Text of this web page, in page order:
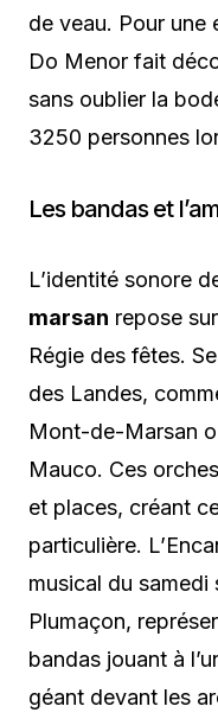
de veau. Pour une
Do Menor fait
sans oublier la
3250 personnes
Les bandas et
L’identité sonore
marsan repose
Régie des fêtes.
des Landes,
Mont-de-Marsan
Mauco. Ces
et places, créant
particulière.
musical du samedi
Plumaçon,
bandas jouant à
géant devant les